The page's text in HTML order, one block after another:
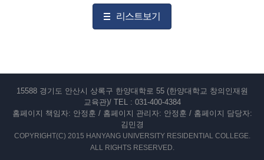
리스트보기
15588 경기도 안산시 상록구 한양대학로 55 (한양대학교 창의인재원
교육관)/ TEL : 031-400-4384
홈페이지 책임자: 안정훈 / 홈페이지 관리자: 안정훈 / 홈페이지 담당자:
김민경
COPYRIGHT(C) 2015 HANYANG UNIVERSITY RESIDENTIAL COLLEGE.
ALL RIGHTS RESERVED.